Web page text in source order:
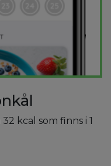
kcal som finns i 1